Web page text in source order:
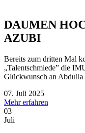
DAUMEN
AZUBI
Bereits zum dritten Mal
„Talentschmiede” die
Glückwunsch an Abdulla
07. Juli 2025
Mehr erfahren
03
Juli